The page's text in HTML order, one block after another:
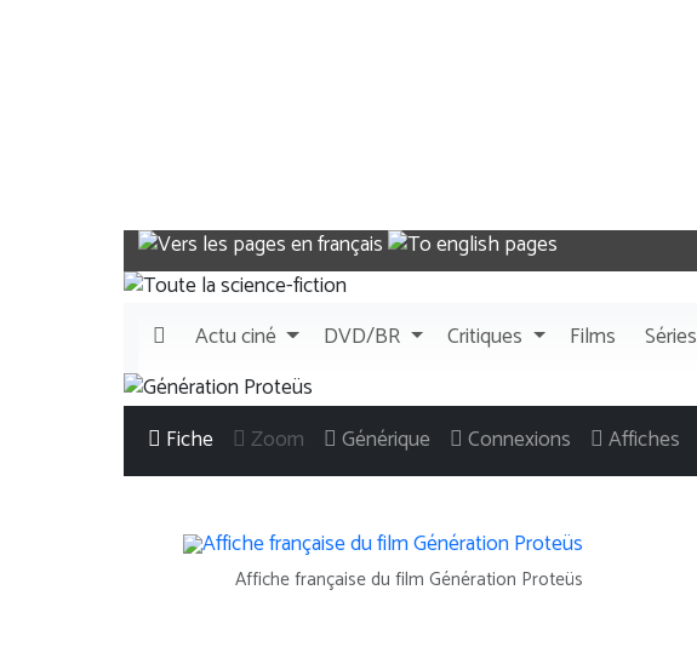
Actuciné DVD/BR Critiques Films Séries
Fiche Zoom Générique Connexions Affiches
Affiche française du film Génération Proteüs